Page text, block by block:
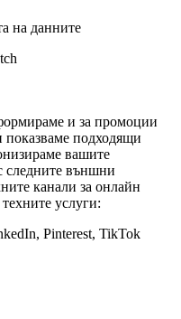
на данните
и за промоции
подходящи
вашите
следните външни
канали за онлайн
услуги:
Pinterest, TikTok